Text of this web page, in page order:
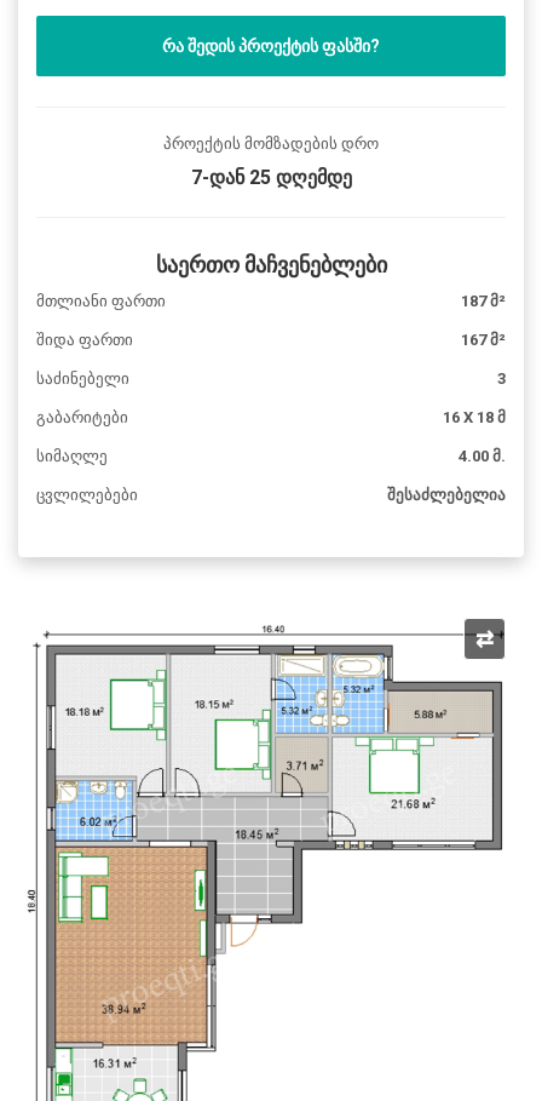
ᲠᲐ ᲨᲔᲓᲘᲡ ᲞᲠᲝᲔᲥᲢᲘᲡ ᲤᲐᲡᲨᲘ?
პროექტის მომზადების დრო
7-დან 25 დღემდე
საერთო მაჩვენებლები
მთლიანი ფართი 187 მ²
შიდა ფართი 167 მ²
საძინებელი 3
გაბარიტები 16 X 18 მ
სიმაღლე 4.00 მ.
ცვლილებები შესაძლებელია
⇄